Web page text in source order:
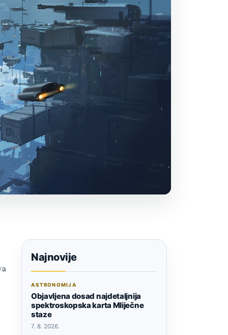
Najnovije
ASTRONOMIJA
Objavljena dosad najdetaljnija
spektroskopska karta Mliječne
staze
7. 8. 2026.